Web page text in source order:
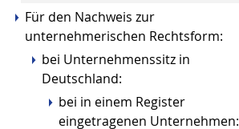
Für den Nachweis zur
unternehmerischen Rechtsform:
bei Unternehmenssitz in
Deutschland:
bei in einem Register
eingetragenen Unternehmen: